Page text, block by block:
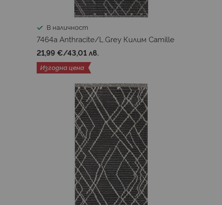
В наличност
7464a Anthracite/L.Grey Килим Camille
21,99 €/43,01 лв.
Изгодна цена